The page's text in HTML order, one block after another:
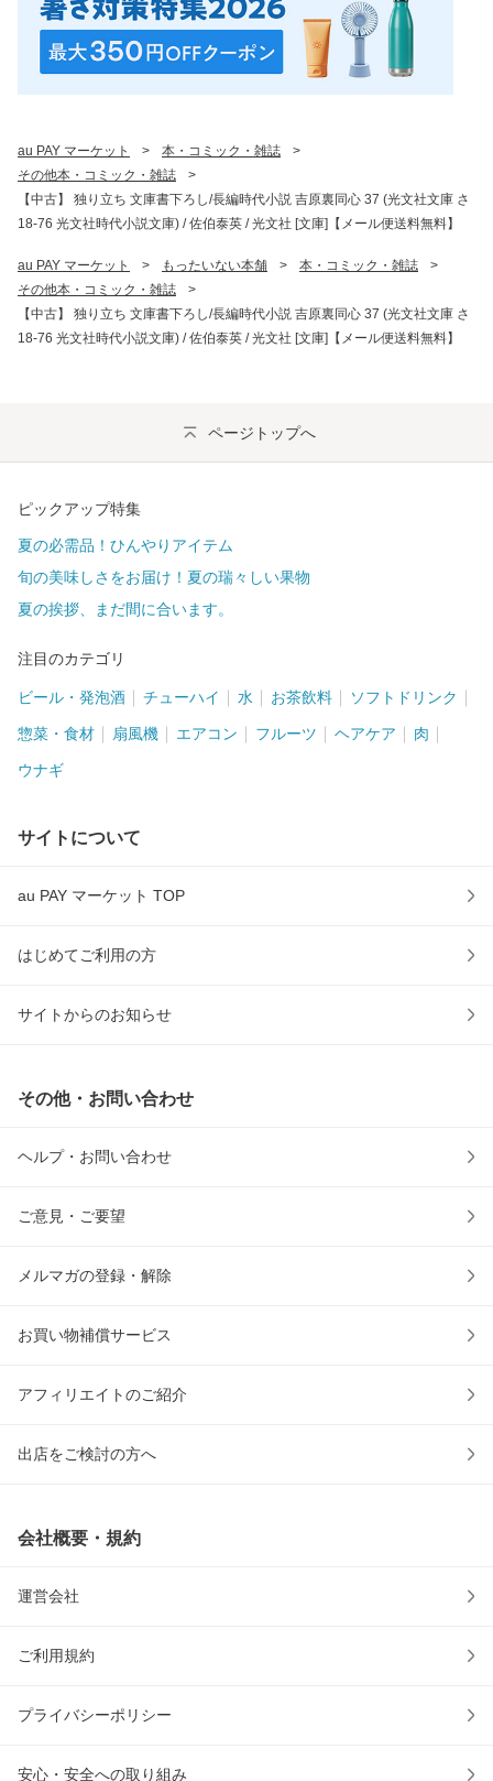
au PAY マーケット > 本・コミック・雑誌
>
その他本・コミック・雑誌
>
【中古】 独り立ち 文庫書下ろし/長編時代小説 吉原裏同心 37 (光文社文庫 さ
18-76 光文社時代小説文庫) / 佐伯泰英 / 光文社 [文庫]【メール便送料無料】
au PAY マーケット > もったいない本舗 > 本・コミック・雑誌
>
その他本・コミック・雑誌
>
【中古】 独り立ち 文庫書下ろし/長編時代小説 吉原裏同心 37 (光文社文庫 さ
18-76 光文社時代小説文庫) / 佐伯泰英 / 光文社 [文庫]【メール便送料無料】
ページトップへ
ピックアップ特集
夏の必需品！ひんやりアイテム
旬の美味しさをお届け！夏の瑞々しい果物
夏の挨拶、まだ間に合います。
注目のカテゴリ
ビール・発泡酒 チューハイ 水 お茶飲料 ソフトドリンク
惣菜・食材 扇風機 エアコン フルーツ ヘアケア 肉
ウナギ
サイトについて
au PAY マーケット TOP
はじめてご利用の方
サイトからのお知らせ
その他・お問い合わせ
ヘルプ・お問い合わせ
ご意見・ご要望
メルマガの登録・解除
お買い物補償サービス
アフィリエイトのご紹介
出店をご検討の方へ
会社概要・規約
運営会社
ご利用規約
プライバシーポリシー
安心・安全への取り組み